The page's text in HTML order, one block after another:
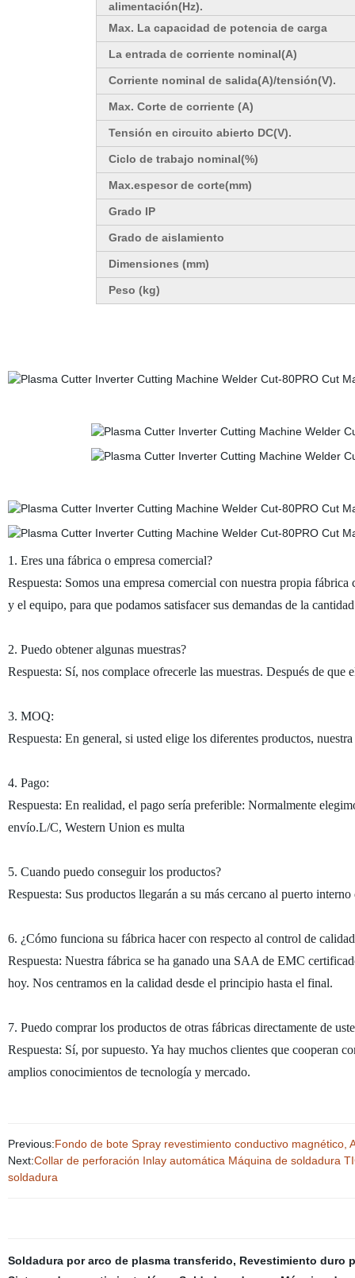
alimentación(Hz).
Max. La capacidad de potencia de carga
La entrada de corriente nominal(A)
Corriente nominal de salida(A)/tensión(V).
Max. Corte de corriente (A)
Tensión en circuito abierto DC(V).
Ciclo de trabajo nominal(%)
Max.espesor de corte(mm)
Grado IP
Grado de aislamiento
Dimensiones (mm)
Peso (kg)
1. Eres una fábrica o empresa comercial?
Respuesta: Somos una empresa comercial con nuestra propia
y el equipo, para que podamos satisfacer sus demandas de la
2. Puedo obtener algunas muestras?
Respuesta: Sí, nos complace ofrecerle las muestras. Después de
3. MOQ:
Respuesta: En general, si usted elige los diferentes productos,
4. Pago:
Respuesta: En realidad, el pago sería preferible: Normalmente
envío.L/C, Western Union es multa
5. Cuando puedo conseguir los productos?
Respuesta: Sus productos llegarán a su más cercano al puerto
6. ¿Cómo funciona su fábrica hacer con respecto al control de
Respuesta: Nuestra fábrica se ha ganado una SAA de EMC
hoy. Nos centramos en la calidad desde el principio hasta el final.
7. Puedo comprar los productos de otras fábricas directamente de
Respuesta: Sí, por supuesto. Ya hay muchos clientes que cooperan
amplios conocimientos de tecnología y mercado.
Previous:Fondo de bote Spray revestimiento conductivo
Next:Collar de perforación Inlay automática Máquina de soldadura
soldadura
Soldadura por arco de plasma transferido, Revestimiento duro